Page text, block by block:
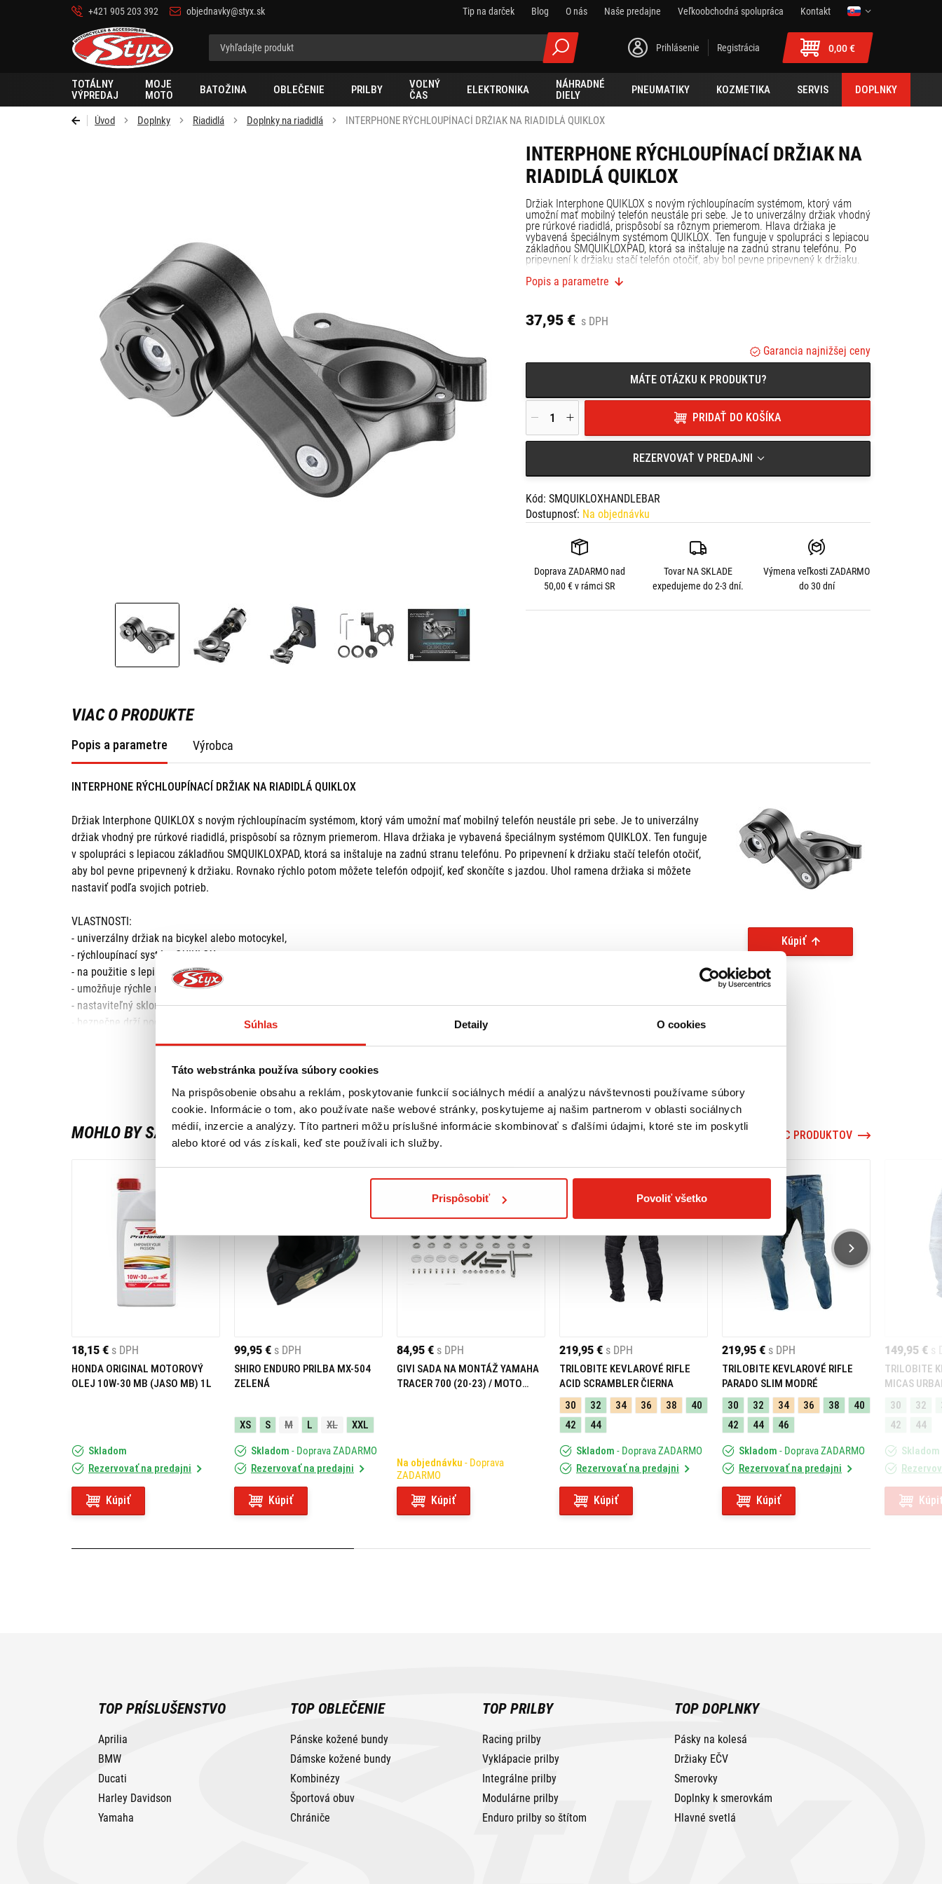
Súhlas Detaily O cookies
Táto webstránka používa súbory cookies
Na prispôsobenie obsahu a reklám, poskytovanie funkcií sociálnych médií a analýzu návštevnosti používame súbory
cookie. Informácie o tom, ako používate naše webové stránky, poskytujeme aj našim partnerom v oblasti sociálnych
médií, inzercie a analýzy. Títo partneri môžu príslušné informácie skombinovať s ďalšími údajmi, ktoré ste im poskytli
alebo ktoré od vás získali, keď ste používali ich služby.
Prispôsobiť Povoliť všetko
+421 905 203 392 objednavky@styx.sk Tip na darček Blog O nás Naše predajne Veľkoobchodná spolupráca
Kontakt
Styx
Prihlásenie
Registrácia 0,00 €
TOTÁLNY
VÝPREDAJ
MOJE
MOTO
BATOŽINA OBLEČENIE PRILBY
VOĽNÝ
ČAS
ELEKTRONIKA
NÁHRADNÉ
DIELY
PNEUMATIKY KOZMETIKA SERVIS DOPLNKY
Úvod Doplnky Riadidlá Doplnky na riadidlá INTERPHONE RÝCHLOUPÍNACÍ DRŽIAK NA RIADIDLÁ QUIKLOX
INTERPHONE RÝCHLOUPÍNACÍ DRŽIAK NA
RIADIDLÁ QUIKLOX
Držiak Interphone QUIKLOX s novým rýchloupínacím systémom, ktorý vám
umožní mať mobilný telefón neustále pri sebe. Je to univerzálny držiak vhodný
pre rúrkové riadidlá, prispôsobí sa rôznym priemerom. Hlava držiaka je
vybavená špeciálnym systémom QUIKLOX. Ten funguje v spolupráci s lepiacou
základňou SMQUIKLOXPAD, ktorá sa inštaluje na zadnú stranu telefónu. Po
pripevnení k držiaku stačí telefón otočiť, aby bol pevne pripevnený k držiaku.
ramena držiaka si môžete nastaviť podľa svojich potrieb.
- univerzálny držiak na bicykel alebo motocykel,
- rýchloupínací systém QUIKLOX,
- jednoduchá inštalácia na rúrkové riadidlá,
Popis a parametre
37,95 € s DPH
Garancia najnižšej ceny
MÁTE OTÁZKU K PRODUKTU?
PRIDAŤ DO KOŠÍKA
REZERVOVAŤ V PREDAJNI
Kód: SMQUIKLOXHANDLEBAR
Dostupnosť: Na objednávku
Doprava ZADARMOnad
50,00 € v rámci SR
Tovar NA SKLADE
expedujeme do 2-3 dní.
Výmena veľkostiZADARMO
do 30 dní
VIAC O PRODUKTE
Popis a parametre Výrobca
INTERPHONE RÝCHLOUPÍNACÍ DRŽIAK NA RIADIDLÁ QUIKLOX
Držiak Interphone QUIKLOX s novým rýchloupínacím systémom, ktorý vám umožní mať mobilný telefón neustále pri sebe. Je to univerzálny
držiak vhodný pre rúrkové riadidlá, prispôsobí sa rôznym priemerom. Hlava držiaka je vybavená špeciálnym systémom QUIKLOX. Ten funguje
v spolupráci s lepiacou základňou SMQUIKLOXPAD, ktorá sa inštaluje na zadnú stranu telefónu. Po pripevnení k držiaku stačí telefón otočiť,
aby bol pevne pripevnený k držiaku. Rovnako rýchlo potom môžete telefón odpojiť, keď skončíte s jazdou. Uhol ramena držiaka si môžete
nastaviť podľa svojich potrieb.
VLASTNOSTI:
- univerzálny držiak na bicykel alebo motocykel,
- rýchloupínací systém QUIKLOX,
- na použitie s lepiacou základňou SMQUIKLOXPAD (nie je súčasťou dodávky),
- umožňuje rýchle nasadenie a vybratie telefónu,
- nastaviteľný sklon ramena držiaka,
- bezpečne drží počas jazdy,
Kúpiť
MOHLO BY SA VÁM PÁČIŤ VIAC PRODUKTOV
18,15 € s DPH
HONDA ORIGINAL MOTOROVÝ
OLEJ 10W-30 MB (JASO MB) 1L
Skladom
Rezervovať na predajni
Kúpiť
99,95 € s DPH
SHIRO ENDURO PRILBA MX-504
ZELENÁ
XS S M L XL XXL
Skladom - Doprava ZADARMO
Rezervovať na predajni
Kúpiť
84,95 € s DPH
GIVI SADA NA MONTÁŽ YAMAHA
TRACER 700 (20-23) / MOTO
Na objednávku - Doprava
ZADARMO
Kúpiť
219,95 € s DPH
TRILOBITE KEVLAROVÉ RIFLE
ACID SCRAMBLER ČIERNA
30
32 34 36 38
40
42
44
Skladom - Doprava ZADARMO
Rezervovať na predajni
Kúpiť
219,95 € s DPH
TRILOBITE KEVLAROVÉ RIFLE
PARADO SLIM MODRÉ
30
32 34 36 38
40
42
44 46
Skladom - Doprava ZADARMO
Rezervovať na predajni
Kúpiť
149,95 € s
TRILOBITE
MICAS
30
32
42
44
Skladom
TOP PRÍSLUŠENSTVO
Aprilia
BMW
Ducati
Harley Davidson
Yamaha
TOP OBLEČENIE
Pánske kožené bundy
Dámske kožené bundy
Kombinézy
Športová obuv
Chrániče
TOP PRILBY
Racing prilby
Vyklápacie prilby
Integrálne prilby
Modulárne prilby
Enduro prilby so štítom
TOP DOPLNKY
Pásky na kolesá
Držiaky EČV
Smerovky
Doplnky k smerovkám
Hlavné svetlá